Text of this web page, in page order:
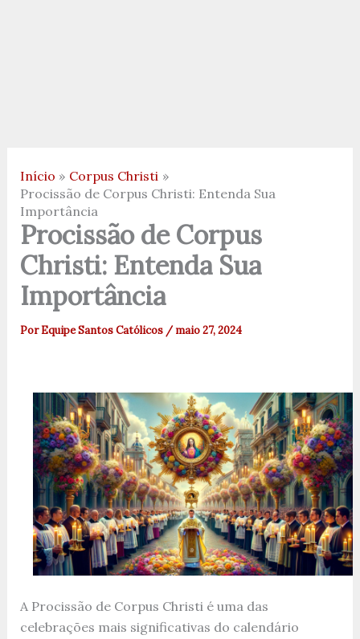
Início
Corpus Christi
Procissão de Corpus Christi: Entenda Sua
Importância
Procissão de Corpus
Christi: Entenda Sua
Importância
PorEquipe Santos Católicos / maio 27, 2024
A Procissão de Corpus Christi é uma das
celebrações mais significativas do calendário